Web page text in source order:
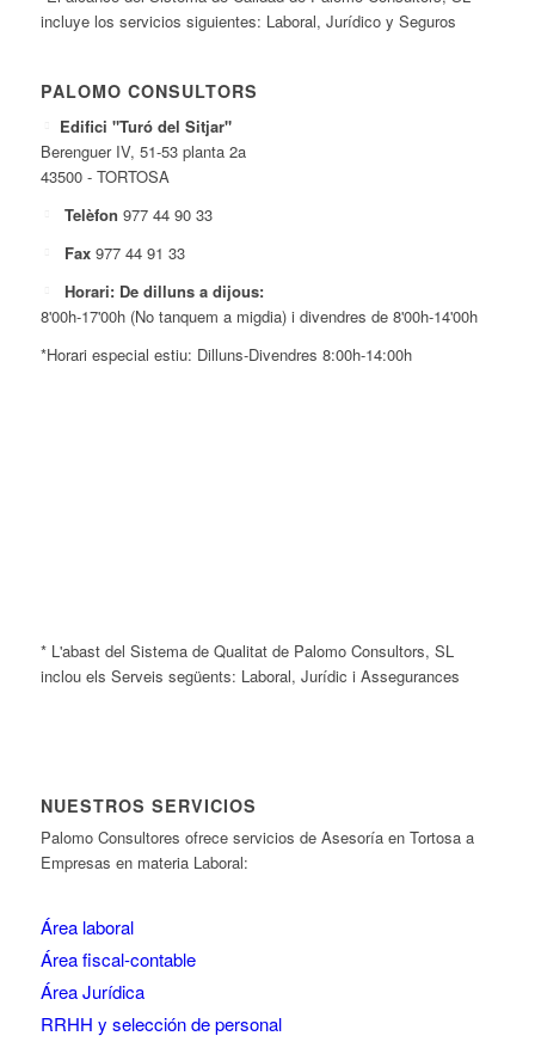
incluye los servicios siguientes: Laboral, Jurídico y Seguros
PALOMO CONSULTORS
Edifici "Turó del Sitjar"
Berenguer IV, 51-53 planta 2a
43500 - TORTOSA
Telèfon 977 44 90 33
Fax 977 44 91 33
Horari: De dilluns a dijous:
8'00h-17'00h (No tanquem a migdia) i divendres de 8'00h-14'00h
*Horari especial estiu: Dilluns-Divendres 8:00h-14:00h
* L'abast del Sistema de Qualitat de Palomo Consultors, SL
inclou els Serveis següents: Laboral, Jurídic i Assegurances
NUESTROS SERVICIOS
Palomo Consultores ofrece servicios de Asesoría en Tortosa a
Empresas en materia Laboral:
Área laboral
Área fiscal-contable
Área Jurídica
RRHH y selección de personal